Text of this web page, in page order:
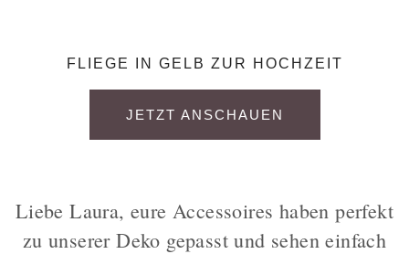
FLIEGE IN GELB ZUR HOCHZEIT
JETZT ANSCHAUEN
Liebe Laura, eure Accessoires haben perfekt
zu unserer Deko gepasst und sehen einfach